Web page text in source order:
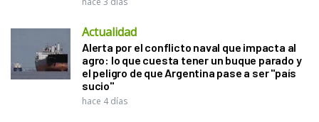
Actualidad
Alerta por el conflicto naval que impacta al
agro: lo que cuesta tener un buque parado y
el peligro de que Argentina pase a ser "país
sucio"
hace 4 días